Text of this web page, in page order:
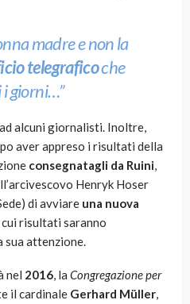
madre e non la
telegraficoche
giorni…”
alcuni giornalisti. Inoltre,
aver appreso i risultati della
consegnatagli da Ruini,
Henryk Hoser
di avviare una nuova
cui risultati saranno
sua attenzione.
nel 2016, la Congregazione per
il cardinale Gerhard Müller,